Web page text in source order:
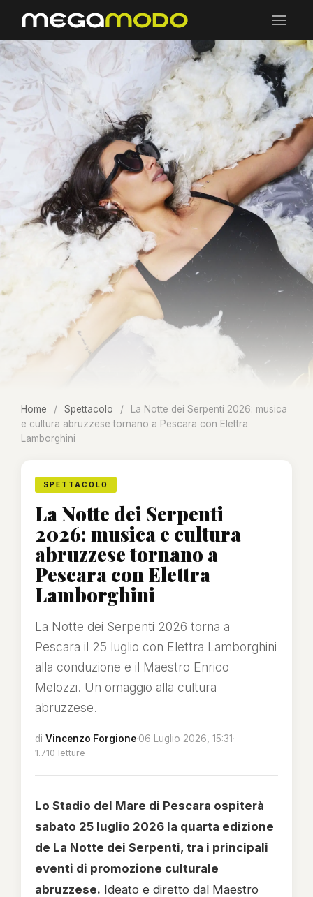
Home / Spettacolo /
La Notte dei Serpenti 2026: musica
e cultura abruzzese tornano a Pescara con Elettra
Lamborghini
SPETTACOLO
La Notte dei Serpenti
2026: musica e cultura
abruzzese tornano a
Pescara con Elettra
Lamborghini
La Notte dei Serpenti 2026 torna a
Pescara il 25 luglio con Elettra Lamborghini
alla conduzione e il Maestro Enrico
Melozzi. Un omaggio alla cultura
abruzzese.
di Vincenzo Forgione·06 Luglio 2026, 15:31·
1.710 letture
Lo Stadio del Mare di Pescara ospiterà
sabato 25 luglio 2026 la quarta edizione
de La Notte dei Serpenti, tra i principali
eventi di promozione culturale
abruzzese. Ideato e diretto dal Maestro